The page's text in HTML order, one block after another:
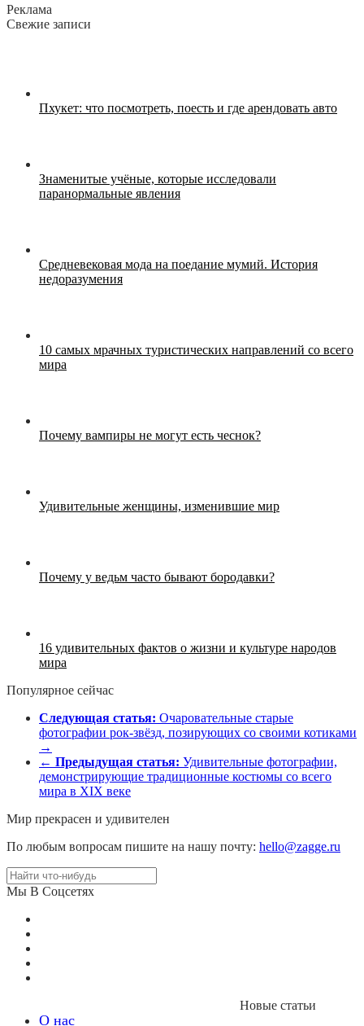
Реклама
Свежие записи
Пхукет: что посмотреть, поесть и где арендовать авто
Знаменитые учёные, которые исследовали
паранормальные явления
Средневековая мода на поедание мумий. История
недоразумения
10 самых мрачных туристических направлений со всего
мира
Почему вампиры не могут есть чеснок?
Удивительные женщины, изменившие мир
Почему у ведьм часто бывают бородавки?
16 удивительных фактов о жизни и культуре народов
мира
Популярное сейчас
Следующая статья: Очаровательные старые
фотографии рок-звёзд, позирующих со своими котиками
→
← Предыдущая статья: Удивительные фотографии,
демонстрирующие традиционные костюмы со всего
мира в XIX веке
Мир прекрасен и удивителен
По любым вопросам пишите на нашу почту: hello@zagge.ru
Мы В Соцсетях
О нас
Новые статьи